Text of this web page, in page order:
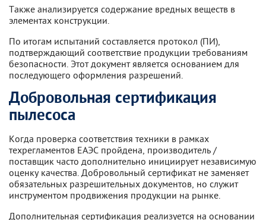
Также анализируется содержание вредных веществ в
элементах конструкции.
По итогам испытаний составляется протокол (ПИ),
подтверждающий соответствие продукции требованиям
безопасности. Этот документ является основанием для
последующего оформления разрешений.
Добровольная сертификация
пылесоса
Когда проверка соответствия техники в рамках
техрегламентов ЕАЭС пройдена, производитель /
поставщик часто дополнительно инициирует независимую
оценку качества. Добровольный сертификат не заменяет
обязательных разрешительных документов, но служит
инструментом продвижения продукции на рынке.
Дополнительная сертификация реализуется на основании